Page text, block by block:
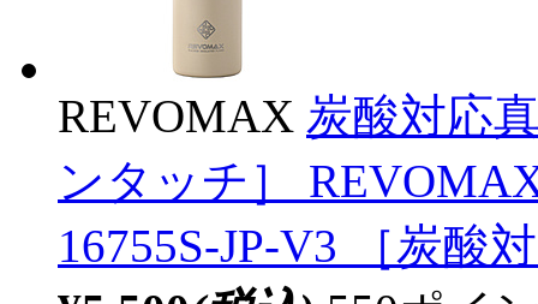
REVOMAX 炭酸対応
ンタッチ］
16755S-JP-V3 ［炭酸